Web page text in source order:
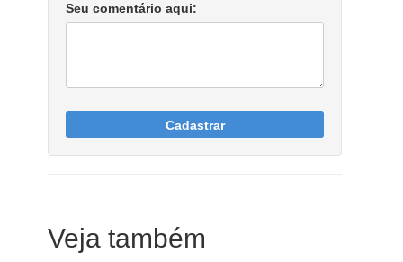
Seu comentário aqui:
Cadastrar
Veja também